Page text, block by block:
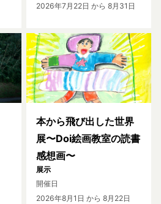
2026年7月22日 から 8月31日
本から飛び出した世界
展〜Doi絵画教室の読書
感想画〜
展示
開催日
2026年8月1日 から 8月22日